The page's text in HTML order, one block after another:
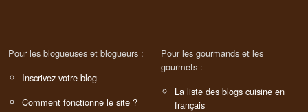
Pour les blogueuses et blogueurs :
Inscrivez votre blog
Comment fonctionne le site ?
Pour les gourmands et les
gourmets :
La liste des blogs cuisine en
français